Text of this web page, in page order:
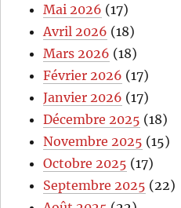
Mai 2026 (17)
Avril 2026 (18)
Mars 2026 (18)
Février 2026 (17)
Janvier 2026 (17)
Décembre 2025 (18)
Novembre 2025 (15)
Octobre 2025 (17)
Septembre 2025 (22)